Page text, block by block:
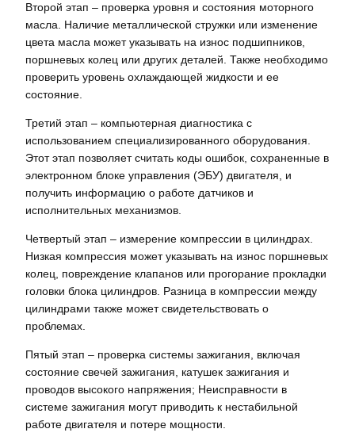
Второй этап – проверка уровня и состояния моторного
масла. Наличие металлической стружки или изменение
цвета масла может указывать на износ подшипников,
поршневых колец или других деталей. Также необходимо
проверить уровень охлаждающей жидкости и ее
состояние.
Третий этап – компьютерная диагностика с
использованием специализированного оборудования.
Этот этап позволяет считать коды ошибок, сохраненные в
электронном блоке управления (ЭБУ) двигателя, и
получить информацию о работе датчиков и
исполнительных механизмов.
Четвертый этап – измерение компрессии в цилиндрах.
Низкая компрессия может указывать на износ поршневых
колец, повреждение клапанов или прогорание прокладки
головки блока цилиндров. Разница в компрессии между
цилиндрами также может свидетельствовать о
проблемах.
Пятый этап – проверка системы зажигания, включая
состояние свечей зажигания, катушек зажигания и
проводов высокого напряжения; Неисправности в
системе зажигания могут приводить к нестабильной
работе двигателя и потере мощности.